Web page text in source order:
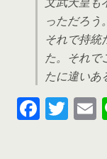
っただろう。
それで持統
た。それで
たに違いあ
F
a
T
wi